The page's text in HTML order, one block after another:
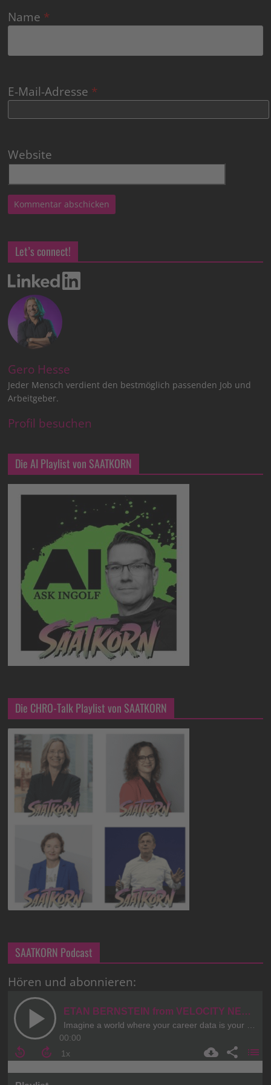
Name *
E-Mail-Adresse *
Website
Let’s connect!
Gero Hesse
Jeder Mensch verdient den bestmöglich passenden Job und
Arbeitgeber.
Profil besuchen
Die AI Playlist von SAATKORN
Die CHRO-Talk Playlist von SAATKORN
SAATKORN Podcast
Hören und abonnieren: